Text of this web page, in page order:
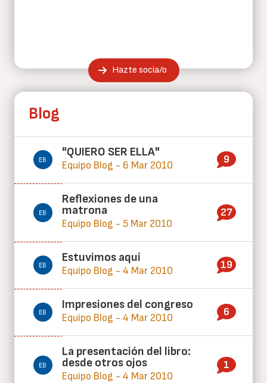
Hazte socia/o
Blog
"QUIERO SER ELLA"
Equipo Blog - 6 Mar 2010 9
Reflexiones de una
matrona
Equipo Blog - 5 Mar 2010
27
Estuvimos aquí
Equipo Blog - 4 Mar 2010 19
Impresiones del congreso
Equipo Blog - 4 Mar 2010 6
La presentación del libro:
desde otros ojos
Equipo Blog - 4 Mar 2010
1